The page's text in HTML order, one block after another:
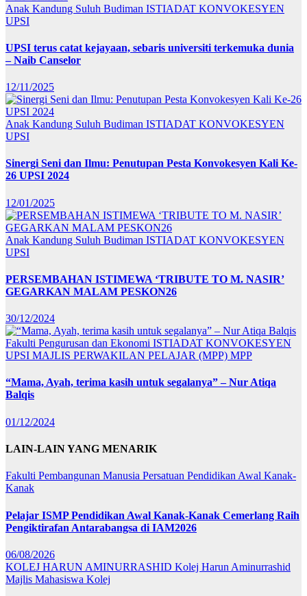
Anak Kandung Suluh Budiman ISTIADAT KONVOKESYEN
UPSI
UPSI terus catat kejayaan, sebaris universiti terkemuka dunia
– Naib Canselor
12/11/2025
Anak Kandung Suluh Budiman ISTIADAT KONVOKESYEN
UPSI
Sinergi Seni dan Ilmu: Penutupan Pesta Konvokesyen Kali Ke-
26 UPSI 2024
12/01/2025
Anak Kandung Suluh Budiman ISTIADAT KONVOKESYEN
UPSI
PERSEMBAHAN ISTIMEWA ‘TRIBUTE TO M. NASIR’
GEGARKAN MALAM PESKON26
30/12/2024
Fakulti Pengurusan dan Ekonomi ISTIADAT KONVOKESYEN
UPSI MAJLIS PERWAKILAN PELAJAR (MPP) MPP
“Mama, Ayah, terima kasih untuk segalanya” – Nur Atiqa
Balqis
01/12/2024
LAIN-LAIN YANG MENARIK
Fakulti Pembangunan Manusia Persatuan Pendidikan Awal Kanak-
Kanak
Pelajar ISMP Pendidikan Awal Kanak-Kanak Cemerlang Raih
Pengiktirafan Antarabangsa di IAM2026
06/08/2026
KOLEJ HARUN AMINURRASHID Kolej Harun Aminurrashid
Majlis Mahasiswa Kolej